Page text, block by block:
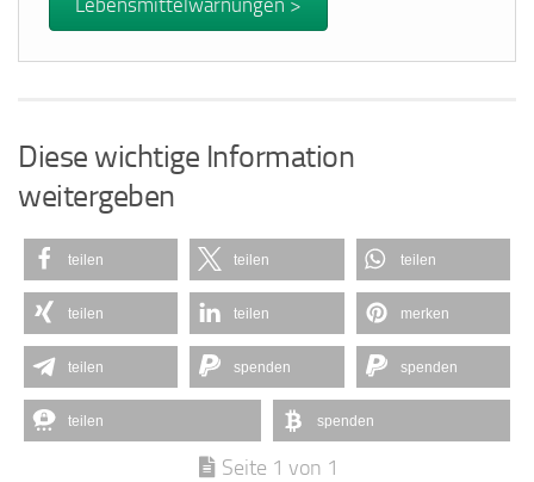
Diese wichtige Information
weitergeben
teilen teilen teilen
teilen teilen merken
teilen spenden spenden
teilen spenden
Seite 1 von 1